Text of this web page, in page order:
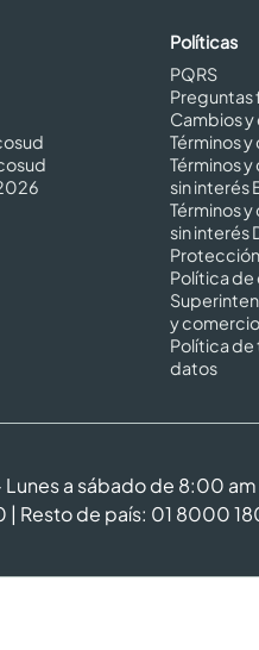
Políticas
PQRS
Cambios
Términos
Términos
sin interés
Términos
sin interés
Política
y comercio
Política
datos
Lunes a sábado de 8:00
Resto de país: 01 8000